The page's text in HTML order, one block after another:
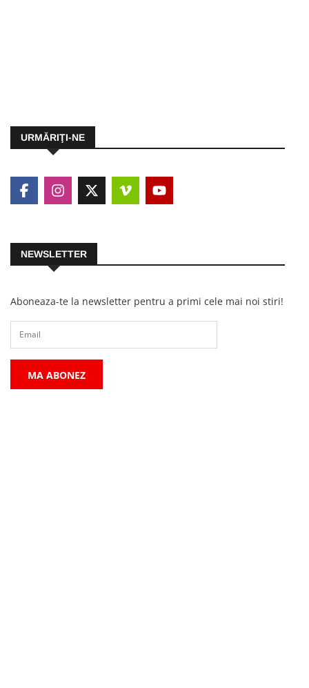
URMĂRIŢI-NE
NEWSLETTER
Aboneaza-te la newsletter pentru a primi cele mai noi stiri!
MA ABONEZ